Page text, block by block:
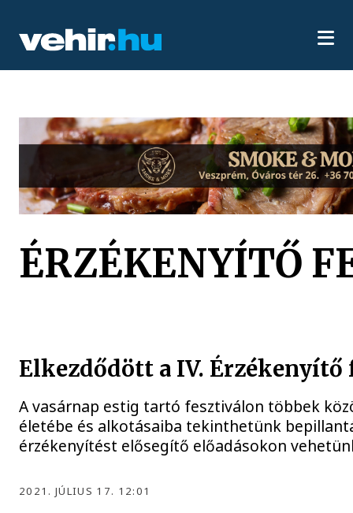
ÉRZÉKENYÍTŐ
Elkezdődött a IV. Érzékenyítő
A vasárnap estig tartó fesztiválon többek
életébe és alkotásaiba tekinthetünk
érzékenyítést elősegítő előadásokon
2021. JÚLIUS 17. 12:01